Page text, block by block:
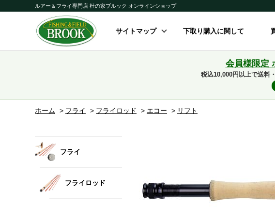
ルアー＆フライ専門店 杜の家ブルック オンラインショップ
サイトマップ 下取り購入に関して
会員様限定
税込10,000円以上で送料
ホーム > フライ > フライロッド > エコー > リフト
フライ
フライロッド